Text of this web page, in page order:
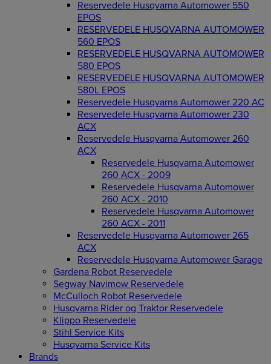
Reservedele Husqvarna Automower 550
EPOS
RESERVEDELE HUSQVARNA AUTOMOWER
560 EPOS
RESERVEDELE HUSQVARNA AUTOMOWER
580 EPOS
RESERVEDELE HUSQVARNA AUTOMOWER
580L EPOS
Reservedele Husqvarna Automower 220 AC
Reservedele Husqvarna Automower 230
ACX
Reservedele Husqvarna Automower 260
ACX
Reservedele Husqvarna Automower
260 ACX - 2009
Reservedele Husqvarna Automower
260 ACX - 2010
Reservedele Husqvarna Automower
260 ACX - 2011
Reservedele Husqvarna Automower 265
ACX
Reservedele Husqvarna Automower Garage
Gardena Robot Reservedele
Segway Navimow Reservedele
McCulloch Robot Reservedele
Husqvarna Rider og Traktor Reservedele
Klippo Reservedele
Stihl Service Kits
Husqvarna Service Kits
Brands